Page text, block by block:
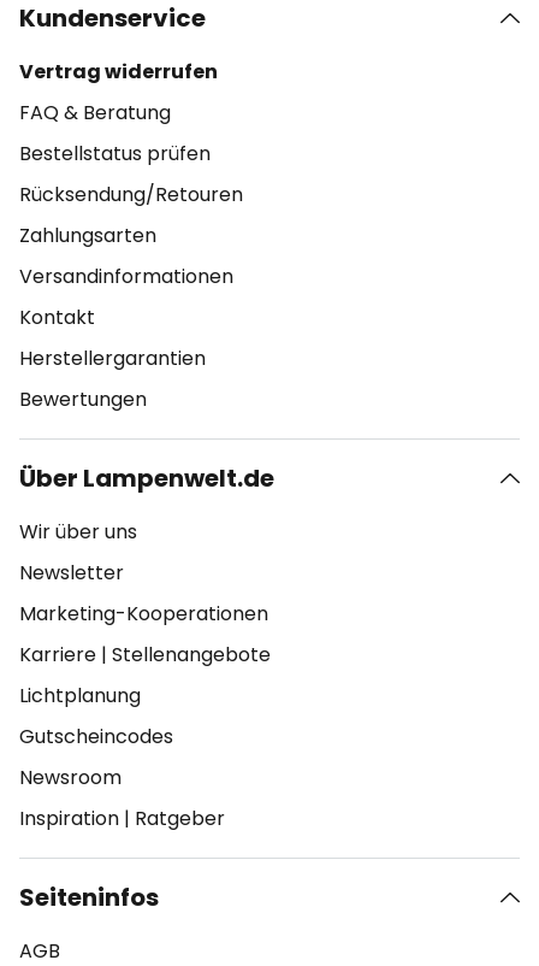
Kundenservice
Vertrag widerrufen
FAQ & Beratung
Bestellstatus prüfen
Rücksendung/Retouren
Zahlungsarten
Versandinformationen
Kontakt
Herstellergarantien
Bewertungen
Über Lampenwelt.de
Wir über uns
Newsletter
Marketing-Kooperationen
Karriere | Stellenangebote
Lichtplanung
Gutscheincodes
Newsroom
Inspiration | Ratgeber
Seiteninfos
AGB